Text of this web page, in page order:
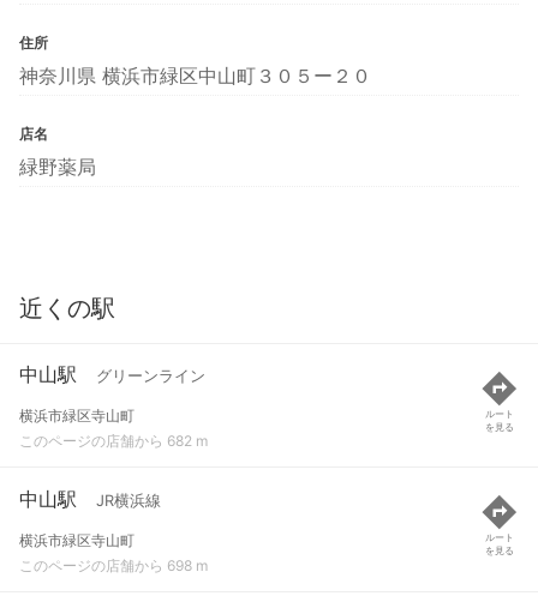
住所
神奈川県 横浜市緑区中山町３０５ー２０
店名
緑野薬局
近くの駅
中山駅 グリーンライン
横浜市緑区寺山町
このページの店舗から 682 m
ルート
を見る
中山駅 JR横浜線
横浜市緑区寺山町
このページの店舗から 698 m
ルート
を見る